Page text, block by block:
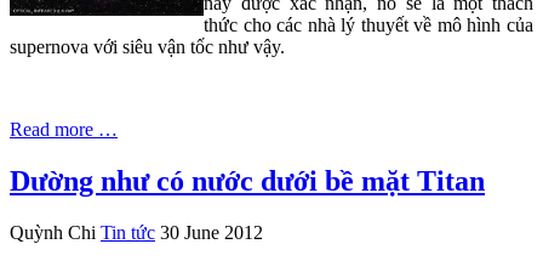
thức cho các nhà lý thuyết về mô hình của
supernova với siêu vận tốc như vậy.
Read more …
Dường như có nước dưới bề mặt Titan
Quỳnh Chi Tin tức 30 June 2012